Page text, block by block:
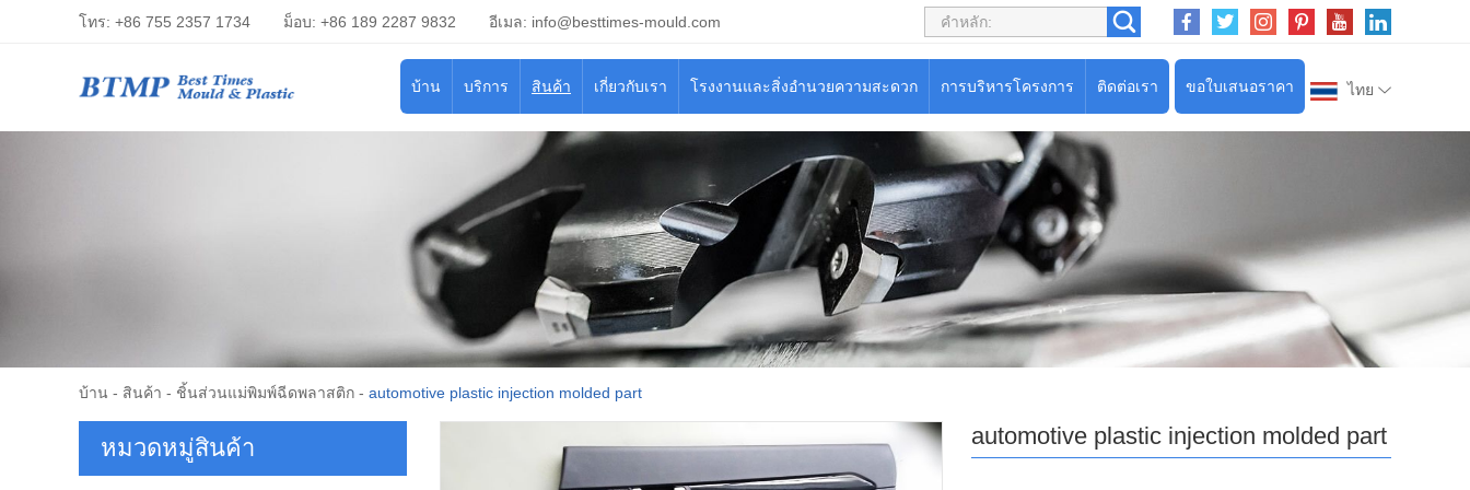
โทร: +86 755 2357 1734 ม็อบ: +86 189 2287 9832 อีเมล: info@besttimes-mould.com
ไทย
ขอใบเสนอราคา
บ้าน บริการ สินค้า เกี่ยวกับเรา โรงงานและสิ่งอำนวยความสะดวก การบริหารโครงการ ติดต่อเรา
บ้าน - สินค้า - ชิ้นส่วนแม่พิมพ์ฉีดพลาสติก - automotive plastic injection molded part
automotive plastic injection molded part
หมวดหมู่สินค้า